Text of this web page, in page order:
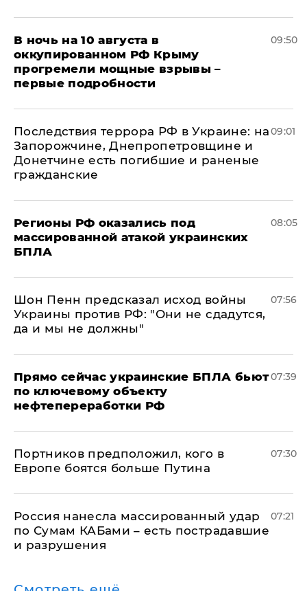
В ночь на 10 августа в
оккупированном РФ Крыму
прогремели мощные взрывы –
первые подробности
09:50
Последствия террора РФ в Украине: на
Запорожчине, Днепропетровщине и
Донетчине есть погибшие и раненые
гражданские
09:01
Регионы РФ оказались под
массированной атакой украинских
БПЛА
08:05
Шон Пенн предсказал исход войны
Украины против РФ: "Они не сдадутся,
да и мы не должны"
07:56
Прямо сейчас украинские БПЛА бьют
по ключевому объекту
нефтепереработки РФ
07:39
Портников предположил, кого в
Европе боятся больше Путина
07:30
Россия нанесла массированный удар
по Сумам КАБами – есть пострадавшие
и разрушения
07:21